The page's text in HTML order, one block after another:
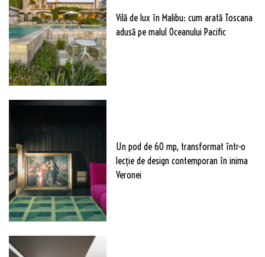
Vilă de lux în Malibu: cum arată Toscana
adusă pe malul Oceanului Pacific
Un pod de 60 mp, transformat într-o
lecție de design contemporan în inima
Veronei